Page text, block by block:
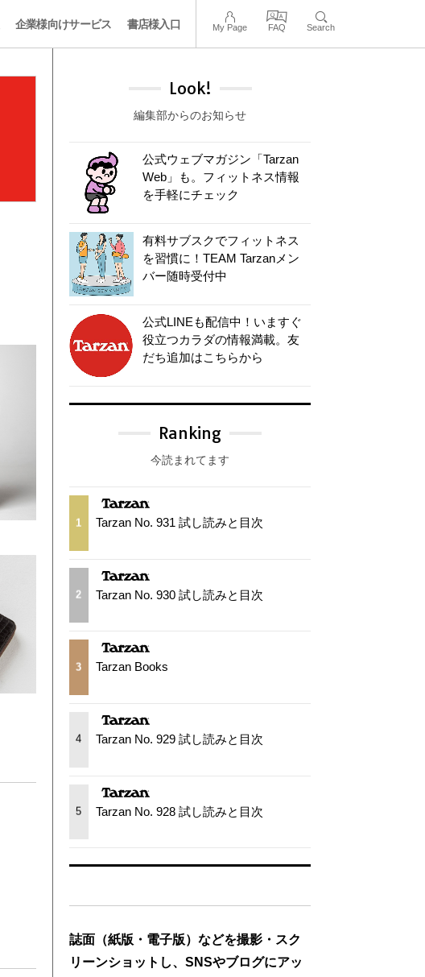
企業様向けサービス 書店様入口 My Page FAQ Search
Look!
編集部からのお知らせ
公式ウェブマガジン「Tarzan
Web」も。フィットネス情報
を手軽にチェック
有料サブスクでフィットネス
を習慣に！TEAM Tarzanメン
バー随時受付中
公式LINEも配信中！いますぐ
役立つカラダの情報満載。友
だち追加はこちらから
Ranking
今読まれてます
1 Tarzan No. 931 試し読みと目次
2 Tarzan No. 930 試し読みと目次
3 Tarzan Books
4 Tarzan No. 929 試し読みと目次
5 Tarzan No. 928 試し読みと目次
誌面（紙版・電子版）などを撮影・スク
リーンショットし、SNSやブログにアッ